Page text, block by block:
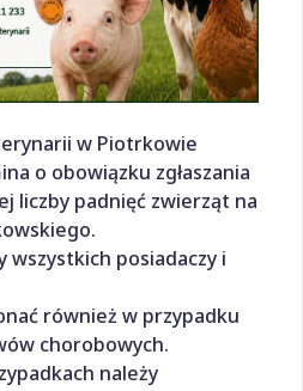
w Piotrkowie
o obowiązku zgłaszania
liczby padnięć zwierząt na
posiadaczy i
również w przypadku
chorobowych.
należy